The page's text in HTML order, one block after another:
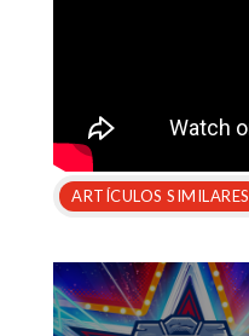
ARTÍCULOS SIMILARES